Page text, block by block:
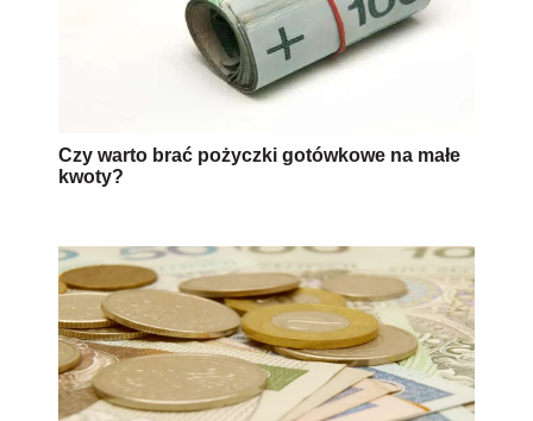
Czy warto brać pożyczki gotówkowe na małe
kwoty?